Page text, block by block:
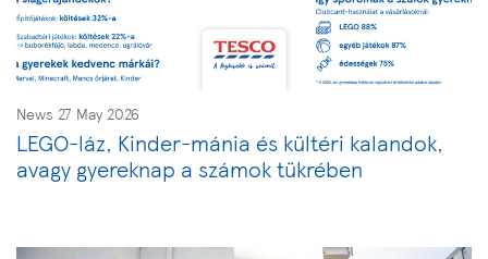
News 27 May 2026
LEGO-láz, Kinder-mánia és kültéri kalandok,
avagy gyereknap a számok tükrében